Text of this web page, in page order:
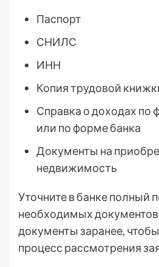
Паспорт
СНИЛС
ИНН
Копия трудовой
Справка о доходах
или по форме банка
Документы на
недвижимость
Уточните в банке полный
необходимых
документы заранее,
процесс рассмотрения